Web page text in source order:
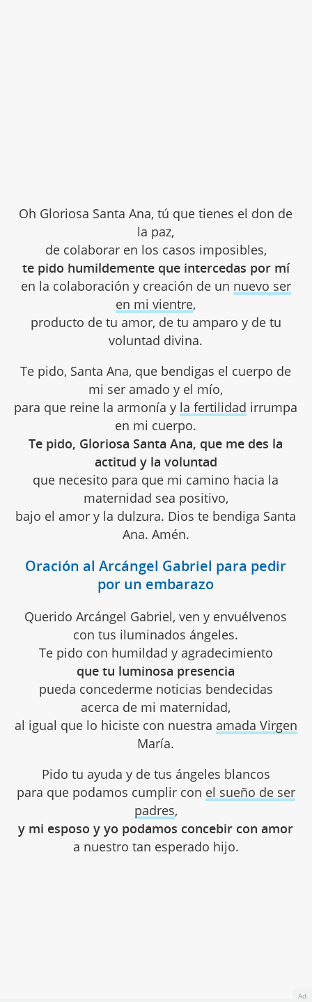
Oh Gloriosa Santa Ana, tú que tienes el don de
la paz,
de colaborar en los casos imposibles,
te pido humildemente que intercedas por mí
en la colaboración y creación de un nuevo ser
en mi vientre,
producto de tu amor, de tu amparo y de tu
voluntad divina.
Te pido, Santa Ana, que bendigas el cuerpo de
mi ser amado y el mío,
para que reine la armonía y la fertilidad irrumpa
en mi cuerpo.
Te pido, Gloriosa Santa Ana, que me des la
actitud y la voluntad
que necesito para que mi camino hacia la
maternidad sea positivo,
bajo el amor y la dulzura. Dios te bendiga Santa
Ana. Amén.
Oración al Arcángel Gabriel para pedir
por un embarazo
Querido Arcángel Gabriel, ven y envuélvenos
con tus iluminados ángeles.
Te pido con humildad y agradecimiento
que tu luminosa presencia
pueda concederme noticias bendecidas
acerca de mi maternidad,
al igual que lo hiciste con nuestra amada Virgen
María.
Pido tu ayuda y de tus ángeles blancos
para que podamos cumplir con el sueño de ser
padres,
y mi esposo y yo podamos concebir con amor
a nuestro tan esperado hijo.
Ad